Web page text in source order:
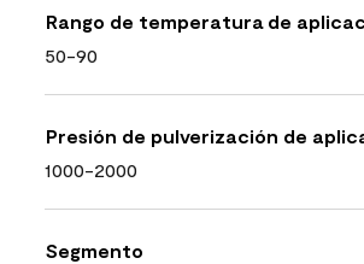
Rango de temperatura de
50-90
Presión de pulverización de
1000-2000
Segmento